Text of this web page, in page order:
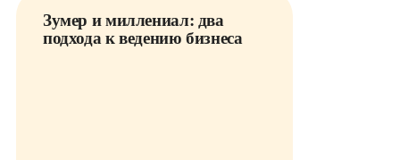
Зумер и миллениал: два
подхода к ведению бизнеса